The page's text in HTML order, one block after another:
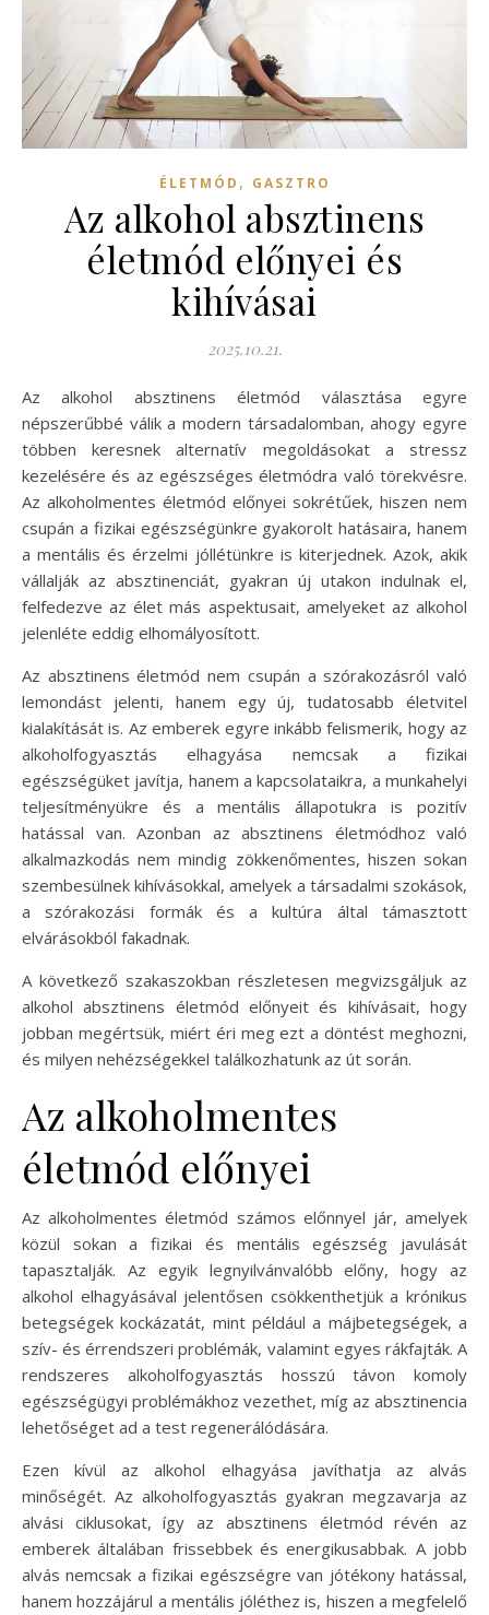
ÉLETMÓD , GASZTRO
Az alkohol absztinens
életmód előnyei és
kihívásai
2025.10.21.
Az alkohol absztinens életmód választása egyre
népszerűbbé válik a modern társadalomban, ahogy egyre
többen keresnek alternatív megoldásokat a stressz
kezelésére és az egészséges életmódra való törekvésre.
Az alkoholmentes életmód előnyei sokrétűek, hiszen nem
csupán a fizikai egészségünkre gyakorolt hatásaira, hanem
a mentális és érzelmi jóllétünkre is kiterjednek. Azok, akik
vállalják az absztinenciát, gyakran új utakon indulnak el,
felfedezve az élet más aspektusait, amelyeket az alkohol
jelenléte eddig elhomályosított.
Az absztinens életmód nem csupán a szórakozásról való
lemondást jelenti, hanem egy új, tudatosabb életvitel
kialakítását is. Az emberek egyre inkább felismerik, hogy az
alkoholfogyasztás elhagyása nemcsak a fizikai
egészségüket javítja, hanem a kapcsolataikra, a munkahelyi
teljesítményükre és a mentális állapotukra is pozitív
hatással van. Azonban az absztinens életmódhoz való
alkalmazkodás nem mindig zökkenőmentes, hiszen sokan
szembesülnek kihívásokkal, amelyek a társadalmi szokások,
a szórakozási formák és a kultúra által támasztott
elvárásokból fakadnak.
A következő szakaszokban részletesen megvizsgáljuk az
alkohol absztinens életmód előnyeit és kihívásait, hogy
jobban megértsük, miért éri meg ezt a döntést meghozni,
és milyen nehézségekkel találkozhatunk az út során.
Az alkoholmentes
életmód előnyei
Az alkoholmentes életmód számos előnnyel jár, amelyek
közül sokan a fizikai és mentális egészség javulását
tapasztalják. Az egyik legnyilvánvalóbb előny, hogy az
alkohol elhagyásával jelentősen csökkenthetjük a krónikus
betegségek kockázatát, mint például a májbetegségek, a
szív- és érrendszeri problémák, valamint egyes rákfajták. A
rendszeres alkoholfogyasztás hosszú távon komoly
egészségügyi problémákhoz vezethet, míg az absztinencia
lehetőséget ad a test regenerálódására.
Ezen kívül az alkohol elhagyása javíthatja az alvás
minőségét. Az alkoholfogyasztás gyakran megzavarja az
alvási ciklusokat, így az absztinens életmód révén az
emberek általában frissebbek és energikusabbak. A jobb
alvás nemcsak a fizikai egészségre van jótékony hatással,
hanem hozzájárul a mentális jóléthez is, hiszen a megfelelő